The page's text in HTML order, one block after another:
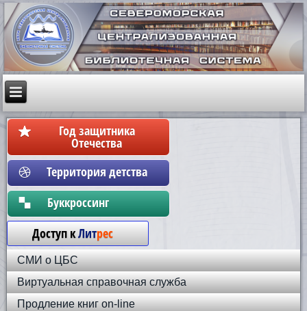
Год защитника
Отечества
Территория детства
Бyккpoccинг
Доступ кЛитрес
СМИ о ЦБС
Виртуальная справочная служба
Продление книг on-line